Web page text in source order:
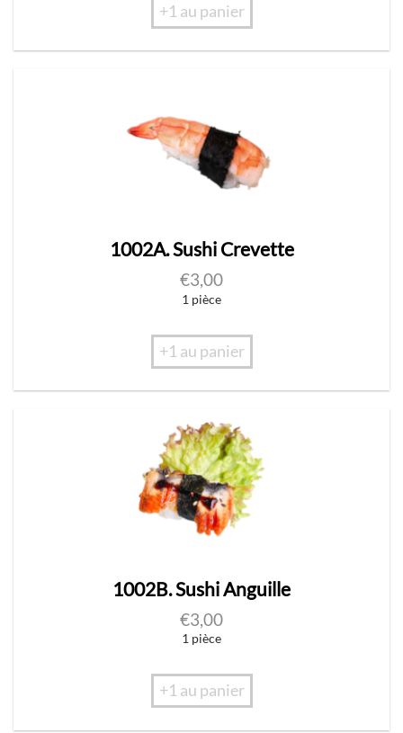
+1 au panier
1002A. Sushi Crevette
€3,00
1 pièce
+1 au panier
1002B. Sushi Anguille
€3,00
1 pièce
+1 au panier